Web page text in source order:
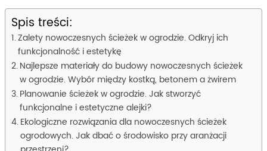
Spis treści:
Zalety nowoczesnych ścieżek w ogrodzie. Odkryj ich
funkcjonalność i estetykę
Najlepsze materiały do budowy nowoczesnych ścieżek
w ogrodzie. Wybór między kostką, betonem a żwirem
Planowanie ścieżek w ogrodzie. Jak stworzyć
funkcjonalne i estetyczne alejki?
Ekologiczne rozwiązania dla nowoczesnych ścieżek
ogrodowych. Jak dbać o środowisko przy aranżacji